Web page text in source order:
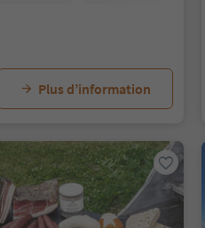
Plus d’information